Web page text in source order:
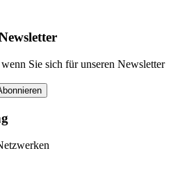
Sie sich für unseren Newsletter